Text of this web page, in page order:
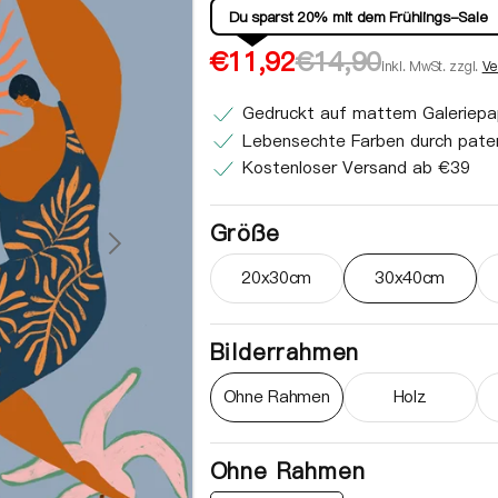
Du sparst 20% mit dem Frühlings-Sale
Verkaufspreis
€11,92
Normaler€14,90inkl. MwSt. zzgl.
Gedruckt auf mattem
Lebensechte Farben durch
Kostenloser Versand ab €39
Größe
20x30cmVariante ausverkauft oder
30x40cm
Variante
Bilderrahmen
Ohne RahmenVariante ausverkauft oder
HolzVariante
Ohne Rahmen